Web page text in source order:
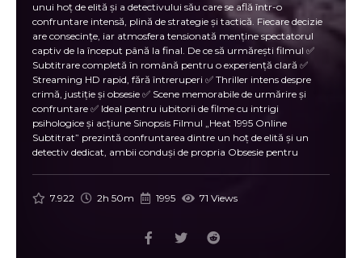
unui hoț de elită și a detectivului său care se află într-o
confruntare intensă, plină de strategie și tactică. Fiecare decizie
are consecințe, iar atmosfera tensionată menține spectatorul
captiv de la început până la final. De ce să urmărești filmul ✅
Subtitrare completă în română pentru o experiență clară ✅
Streaming HD rapid, fără întreruperi ✅ Thriller intens despre
crimă, justiție și obsesie ✅ Scene memorabile de urmărire și
confruntare ✅ Ideal pentru iubitorii de filme cu intrigi
psihologice și acțiune Sinopsis Filmul „Heat 1995 Online
Subtitrat” prezintă confruntarea dintre un hoț de elită și un
detectiv dedicat, ambii conduși de propria Obsesie pentru
devine crucială. Filmul explorează relația complexă dintre cei
sunt combinate cu momente dramatice intense, creând o
7.922 2h 50m 1995 71 Views